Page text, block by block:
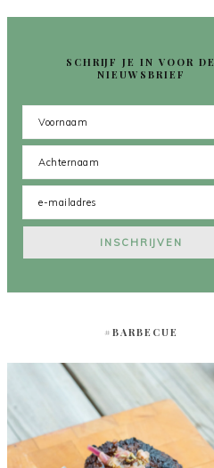
SCHRIJF JE IN VOOR DE
NIEUWSBRIEF
#BARBECUE